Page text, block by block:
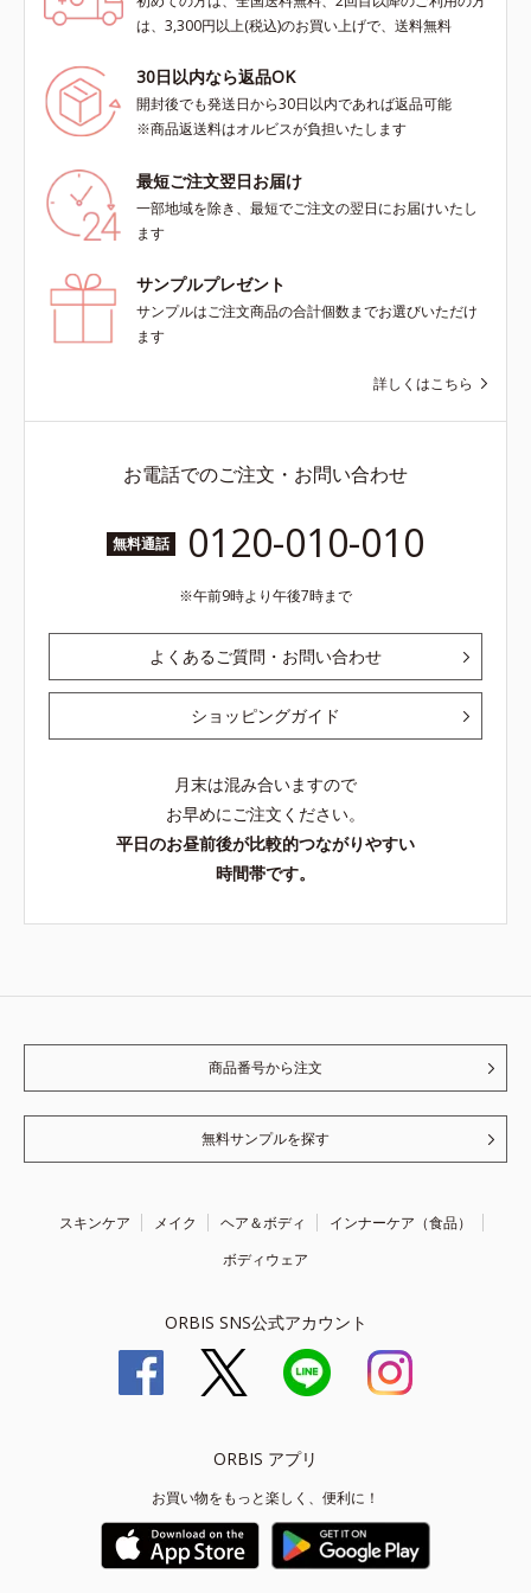
は、3,300円以上(税込)のお買い上げで、送料無料
30日以内なら返品OK
開封後でも発送日から30日以内であれば返品可能
※商品返送料はオルビスが負担いたします
最短ご注文翌日お届け
一部地域を除き、最短でご注文の翌日にお届けいたし
ます
サンプルプレゼント
サンプルはご注文商品の合計個数までお選びいただけ
ます
詳しくはこちら
お電話でのご注文・お問い合わせ
無料通話 0120-010-010
午前9時より午後7時まで
よくあるご質問・お問い合わせ
ショッピングガイド
月末は混み合いますので
お早めにご注文ください。
平日のお昼前後が比較的つながりやすい
時間帯です。
商品番号から注文
無料サンプルを探す
スキンケア メイク ヘア＆ボディ
インナーケア（食品）
ボディウェア
ORBIS SNS公式アカウント
ORBIS アプリ
お買い物をもっと楽しく、便利に！